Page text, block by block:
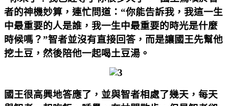
者的神機妙算，連忙問道：“你能告訴我，我這一生
中最重要的人是誰，我一生中最重要的時光是什麼
時候嗎？”智者並沒有直接回答，而是讓國王先幫他
挖土豆，然後陪他一起喝土豆湯。
國王很高興地答應了，並與智者相處了幾天，每天